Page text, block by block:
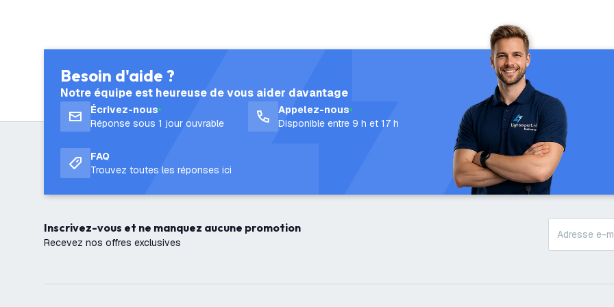
Besoin d'aide ?
Notre équipe est heureuse de vous aider davantage
Écrivez-nous
Réponse sous 1 jour ouvrable
Appelez-nous
Disponible entre 9 h et 17 h
FAQ
Trouvez toutes les réponses ici
Inscrivez-vous et ne manquez aucune promotion
Recevez nos offres exclusives